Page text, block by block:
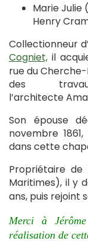
Marie Julie
Henry
Collectionneur
Cogniet, il
rue du Cherche-
des
l’architecte
Son épouse
novembre
dans cette
Propriétaire de
Maritimes), il y
ans, puis rejoint
Merci à
réalisation de